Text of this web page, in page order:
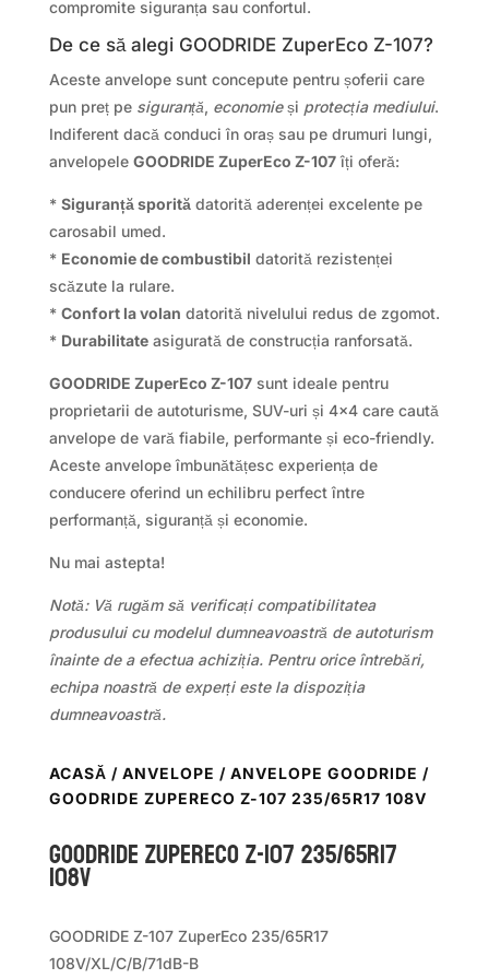
compromite siguranța sau confortul.
De ce să alegi GOODRIDE ZuperEco Z-107?
Aceste anvelope sunt concepute pentru șoferii care
pun preț pe siguranță, economieși protecția mediului.
Indiferent dacă conduci în oraș sau pe drumuri lungi,
anvelopele GOODRIDE ZuperEco Z-107îți oferă:
* Siguranță sporitădatorită aderenței excelente pe
carosabil umed.
* Economie de combustibil datorită rezistenței
scăzute la rulare.
* Confort la volan datorită nivelului redus de zgomot.
* Durabilitateasigurată de construcția ranforsată.
GOODRIDE ZuperEco Z-107sunt ideale pentru
proprietarii de autoturisme, SUV-uri și 4×4 care caută
anvelope de vară fiabile, performante și eco-friendly.
Aceste anvelope îmbunătățesc experiența de
conducere oferind un echilibru perfect între
performanță, siguranță și economie.
Nu mai astepta!
Notă: Vă rugăm să verificați compatibilitatea
produsului cu modelul dumneavoastră de autoturism
înainte de a efectua achiziția. Pentru orice întrebări,
echipa noastră de experți este la dispoziția
dumneavoastră.
ACASĂ / ANVELOPE / ANVELOPE GOODRIDE /
GOODRIDE ZUPERECO Z-107 235/65R17 108V
GOODRIDE ZUPERECO Z-107 235/65R17
108V
GOODRIDE Z-107 ZuperEco 235/65R17
108V/XL/C/B/71dB-B